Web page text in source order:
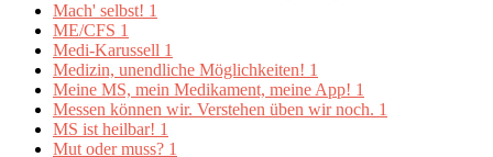
Mach' selbst! 1
ME/CFS 1
Medi-Karussell 1
Medizin, unendliche Möglichkeiten! 1
Meine MS, mein Medikament, meine App! 1
Messen können wir. Verstehen üben wir noch. 1
MS ist heilbar! 1
Mut oder muss? 1